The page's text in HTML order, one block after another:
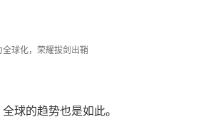
球的趋势也是如此。